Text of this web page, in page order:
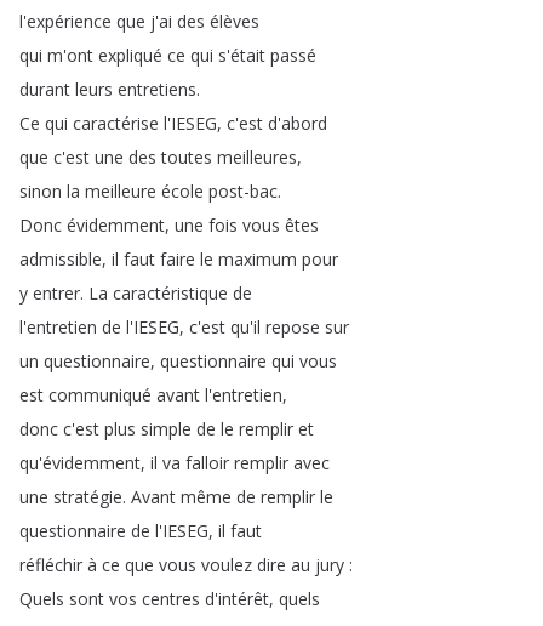
l'expérience que j'ai des élèves
qui m'ont expliqué ce qui s'était passé
durant leurs entretiens.
Ce qui caractérise l'IESEG, c'est d'abord
que c'est une des toutes meilleures,
sinon la meilleure école post-bac.
Donc évidemment, une fois vous êtes
admissible, il faut faire le maximum pour
y entrer. La caractéristique de
l'entretien de l'IESEG, c'est qu'il repose sur
un questionnaire, questionnaire qui vous
est communiqué avant l'entretien,
donc c'est plus simple de le remplir et
qu'évidemment, il va falloir remplir avec
une stratégie. Avant même de remplir le
questionnaire de l'IESEG, il faut
réfléchir à ce que vous voulez dire au jury :
Quels sont vos centres d'intérêt, quels